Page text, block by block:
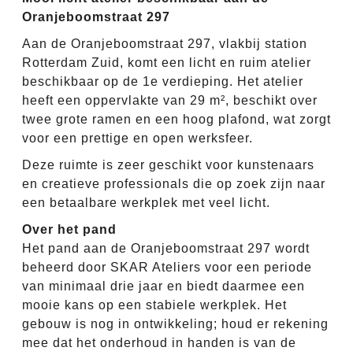
Oranjeboomstraat 297
Aan de Oranjeboomstraat 297, vlakbij station
Rotterdam Zuid, komt een licht en ruim atelier
beschikbaar op de 1e verdieping. Het atelier
heeft een oppervlakte van 29 m², beschikt over
twee grote ramen en een hoog plafond, wat zorgt
voor een prettige en open werksfeer.
Deze ruimte is zeer geschikt voor kunstenaars
en creatieve professionals die op zoek zijn naar
een betaalbare werkplek met veel licht.
Over het pand
Het pand aan de Oranjeboomstraat 297 wordt
beheerd door SKAR Ateliers voor een periode
van minimaal drie jaar en biedt daarmee een
mooie kans op een stabiele werkplek. Het
gebouw is nog in ontwikkeling; houd er rekening
mee dat het onderhoud in handen is van de